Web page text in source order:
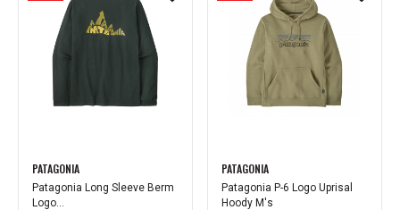
PATAGONIA
Patagonia Long Sleeve Berm
Logo...
PATAGONIA
Patagonia P-6 Logo Uprisal
Hoody M's